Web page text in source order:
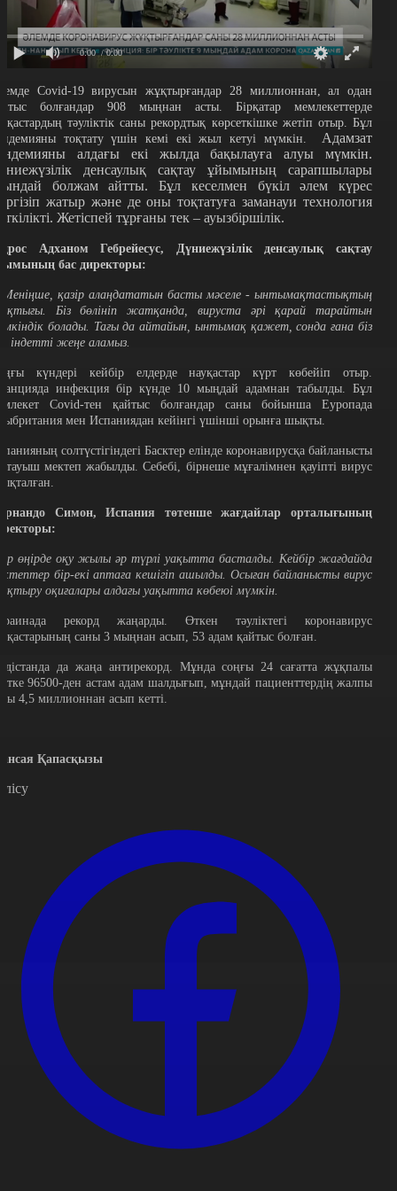
0:00 / 0:00
Covid-19 вирусын жұқтырғандар 28 миллионнан, ал одан
болғандар 908 мыңнан асты. Бірқатар мемлекеттерде
тәуліктік саны рекордтық көрсеткішке жетіп отыр. Бұл
тоқтату үшін кемі екі жыл кетуі мүмкін. Адамзат
алдағы екі жылда бақылауға алуы мүмкін.
денсаулық сақтау ұйымының сарапшылары
болжам айтты. Бұл кеселмен бүкіл әлем күрес
жатыр және де оны тоқтатуға заманауи технология
Жетіспей тұрғаны тек – ауызбіршілік.
Адханом Гебрейесус, Дүниежүзілік денсаулық сақтау
бас директоры:
қазір алаңдататын басты мәселе - ынтымақтастықтың
Біз бөлініп жатқанда, вируста әрі қарай тарайтын
болады. Тағы да айтайын, ынтымақ қажет, сонда ғана біз
індетті жеңе аламыз.
күндері кейбір елдерде науқастар күрт көбейіп отыр.
инфекция бір күнде 10 мыңдай адамнан табылды. Бұл
Covid-тен қайтыс болғандар саны бойынша Еуропада
мен Испаниядан кейінгі үшінші орынға шықты.
солтүстігіндегі Басктер елінде коронавирусқа байланысты
мектеп жабылды. Себебі, бірнеше мұғалімнен қауіпті вирус
Симон, Испания төтенше жағдайлар орталығының
өңірде оқу жылы әр түрлі уақытта басталды. Кейбір жағдайда
бір-екі аптаға кешігіп ашылды. Осыған байланысты вирус
оқиғалары алдағы уақытта көбеюі мүмкін.
рекорд жаңарды. Өткен тәуліктегі коронавирус
саны 3 мыңнан асып, 53 адам қайтыс болған.
да жаңа антирекорд. Мұнда соңғы 24 сағатта жұқпалы
96500-ден астам адам шалдығып, мұндай пациенттердің жалпы
4,5 миллионнан асып кетті.
Қапасқызы